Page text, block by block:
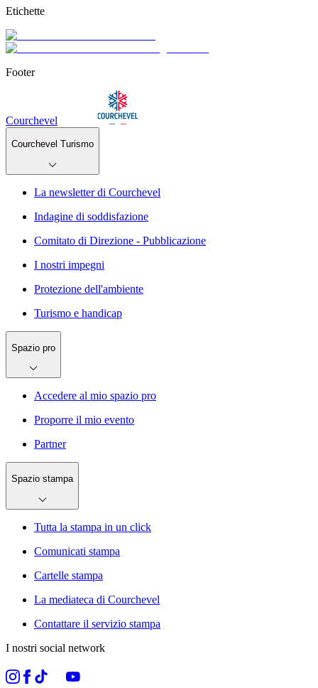
Etichette
Footer
Courchevel
Courchevel Turismo
La newsletter di Courchevel
Indagine di soddisfazione
Comitato di Direzione - Pubblicazione
I nostri impegni
Protezione dell'ambiente
Turismo e handicap
Spazio pro
Accedere al mio spazio pro
Proporre il mio evento
Partner
Spazio stampa
Tutta la stampa in un click
Comunicati stampa
Cartelle stampa
La mediateca di Courchevel
Contattare il servizio stampa
I nostri social network